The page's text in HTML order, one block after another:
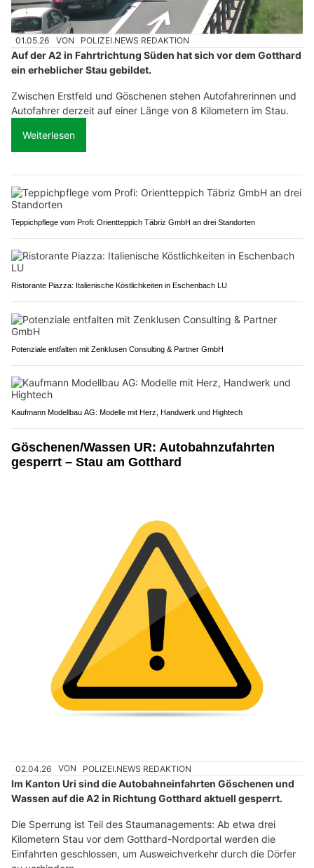
01.05.26 VON POLIZEI.NEWS REDAKTION
Auf der A2 in Fahrtrichtung Süden hat sich vor dem Gotthard
ein erheblicher Stau gebildet.
Zwischen Erstfeld und Göschenen stehen Autofahrerinnen und
Autofahrer derzeit auf einer Länge von 8 Kilometern im Stau.
Weiterlesen
Teppichpflege vom Profi: Orientteppich Täbriz GmbH an drei Standorten
Ristorante Piazza: Italienische Köstlichkeiten in Eschenbach LU
Potenziale entfalten mit Zenklusen Consulting & Partner GmbH
Kaufmann Modellbau AG: Modelle mit Herz, Handwerk und Hightech
Göschenen/Wassen UR: Autobahnzufahrten
gesperrt – Stau am Gotthard
02.04.26 VON POLIZEI.NEWS REDAKTION
Im Kanton Uri sind die Autobahneinfahrten Göschenen und
Wassen auf die A2 in Richtung Gotthard aktuell gesperrt.
Die Sperrung ist Teil des Staumanagements: Ab etwa drei
Kilometern Stau vor dem Gotthard-Nordportal werden die
Einfahrten geschlossen, um Ausweichverkehr durch die Dörfer